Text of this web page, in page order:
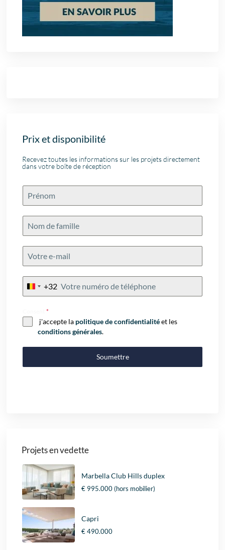
Prix et disponibilité
Recevez toutes les informations sur les projets directement
dans votre boîte de réception
Belgium
+32
+32
Consent*
j'accepte la politique de confidentialitéet les
conditions générales.
Soumettre
Projets en vedette
Marbella Club Hills duplex
€ 995.000(hors mobilier)
Capri
€ 490.000